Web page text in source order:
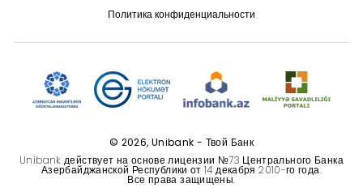
Связь с банком
Политика конфиденциальности
© 2026, Unibank - Твой Банк
Unibank действует на основе лицензии №73 Центрального Банка
Азербайджанской Республики от 14 декабря 2010-го года.
Все права защищены.